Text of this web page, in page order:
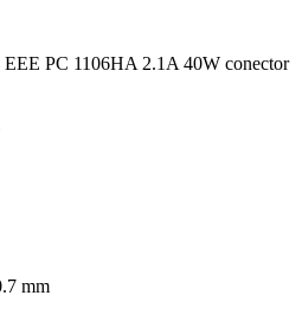
EEE PC 1106HA 2.1A 40W conector
mm